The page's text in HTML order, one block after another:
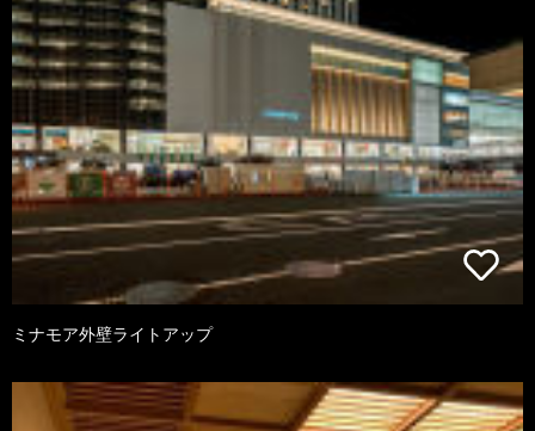
ミナモア外壁ライトアップ